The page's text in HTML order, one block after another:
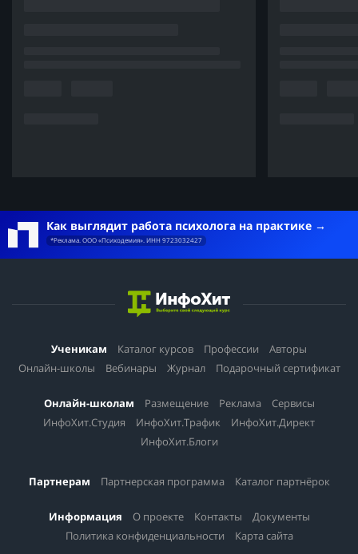
Как выглядит работа психолога на практике
*Реклама. ООО «Психодемия». ИНН 9723032427
Ученикам Каталог курсов Профессии
Авторы
Онлайн-школы
Вебинары Журнал Подарочный сертификат
Онлайн-школам Размещение Реклама
Сервисы
ИнфоХит.Студия
ИнфоХит.Трафик
ИнфоХит.Директ
ИнфоХит.Блоги
Партнерам Партнерская программа Каталог партнёрок
Информация О проекте Контакты
Документы
Политика конфиденциальности
Карта сайта